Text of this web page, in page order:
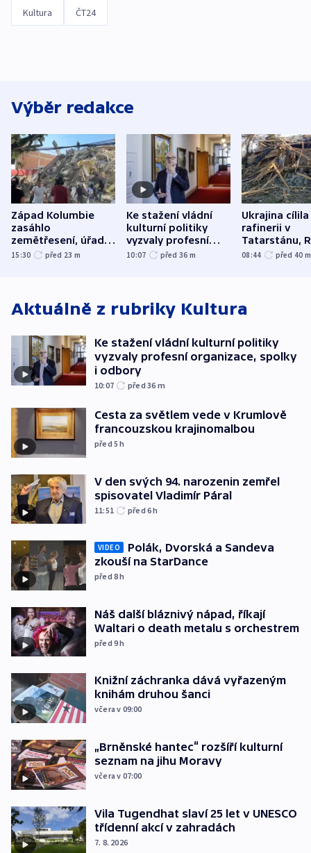
Kultura ČT24
Výběr redakce
Západ Kolumbie
zasáhlo
zemětřesení, úřady
hlásí přes sto obětí
15:30 před 23 m
Ke stažení vládní
kulturní politiky
vyzvaly profesní
organizace, spolky i
10:07 před 36 m
Ukrajina cílila
rafinerii v
Tatarstánu,
útočilo na
08:44 před 40 m
Aktuálně z rubriky Kultura
Ke stažení vládní kulturní politiky
vyzvaly profesní organizace, spolky
i odbory
10:07 před 36 m
Cesta za světlem vede v Krumlově
francouzskou krajinomalbou
před 5h
V den svých 94. narozenin zemřel
spisovatel Vladimír Páral
11:51 před 6h
VIDEO
Polák, Dvorská a Sandeva
zkouší na StarDance
před 8h
Náš další bláznivý nápad, říkají
Waltari o death metalu s orchestrem
před 9h
Knižní záchranka dává vyřazeným
knihám druhou šanci
včera v 09:00
„Brněnské hantec“ rozšíří kulturní
seznam na jihu Moravy
včera v 07:00
Vila Tugendhat slaví 25 let v UNESCO
třídenní akcí v zahradách
7. 8. 2026